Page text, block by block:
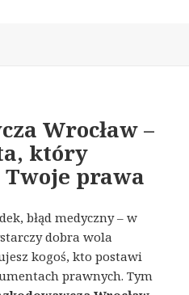
Wrocław –
który
prawa
błąd medyczny – w
dobra wola
kogoś, kto postawi
prawnych. Tym